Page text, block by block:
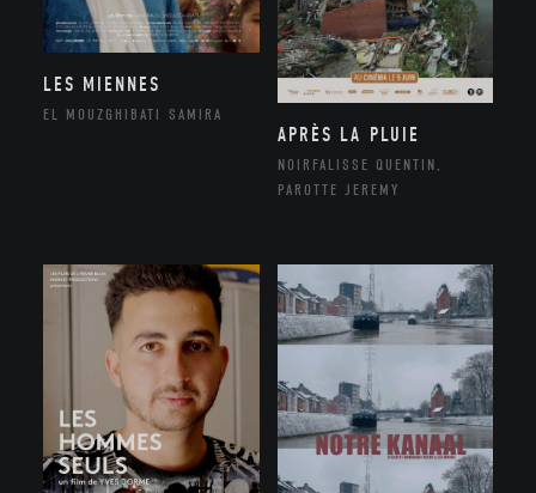
LES MIENNES
EL MOUZGHIBATI SAMIRA
APRÈS LA PLUIE
NOIRFALISSE QUENTIN,
PAROTTE JEREMY